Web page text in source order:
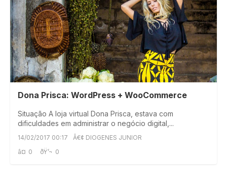
Dona Prisca: WordPress + WooCommerce
Situação A loja virtual Dona Prisca, estava com
dificuldades em administrar o negócio digital,...
14/02/2017 00:17
Â€¢ DIOGENES JUNIOR
â¤ 0 ðŸ’¬ 0